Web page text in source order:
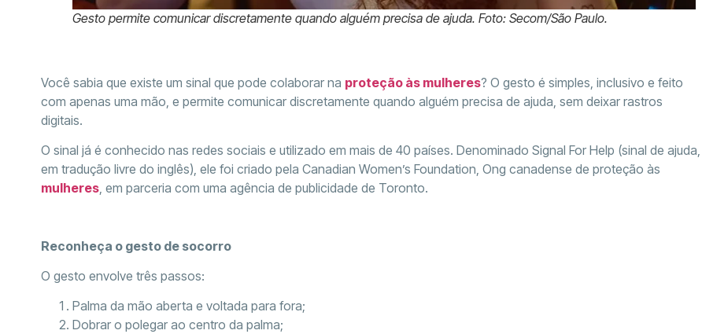
Gesto permite comunicar discretamente quando alguém precisa de ajuda. Foto: Secom/São Paulo.
Você sabia que existe um sinal que pode colaborar na proteção às mulheres? O gesto é simples, inclusivo e feito
com apenas uma mão, e permite comunicar discretamente quando alguém precisa de ajuda, sem deixar rastros
digitais.
O sinal já é conhecido nas redes sociais e utilizado em mais de 40 países. Denominado Signal For Help (sinal de ajuda,
em tradução livre do inglês), ele foi criado pela Canadian Women’s Foundation, Ong canadense de proteção às
mulheres , em parceria com uma agência de publicidade de Toronto.
Reconheça o gesto de socorro
O gesto envolve três passos:
Palma da mão aberta e voltada para fora;
Dobrar o polegar ao centro da palma;